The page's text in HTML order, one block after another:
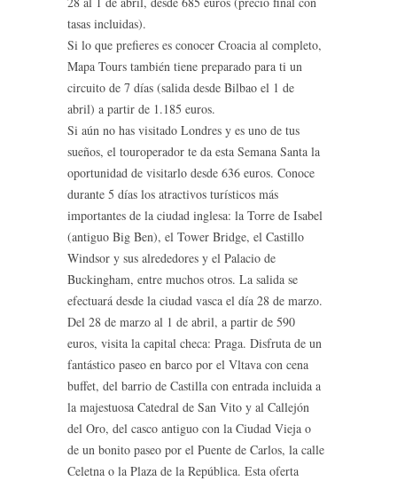
tasas incluidas).
Si lo que prefieres es conocer Croacia al completo,
Mapa Tours también tiene preparado para ti un
circuito de 7 días (salida desde Bilbao el 1 de
abril) a partir de 1.185 euros.
Si aún no has visitado Londres y es uno de tus
sueños, el touroperador te da esta Semana Santa la
oportunidad de visitarlo desde 636 euros. Conoce
durante 5 días los atractivos turísticos más
importantes de la ciudad inglesa: la Torre de Isabel
(antiguo Big Ben), el Tower Bridge, el Castillo
Windsor y sus alrededores y el Palacio de
Buckingham, entre muchos otros. La salida se
efectuará desde la ciudad vasca el día 28 de marzo.
Del 28 de marzo al 1 de abril, a partir de 590
euros, visita la capital checa: Praga. Disfruta de un
fantástico paseo en barco por el Vltava con cena
buffet, del barrio de Castilla con entrada incluida a
la majestuosa Catedral de San Vito y al Callejón
del Oro, del casco antiguo con la Ciudad Vieja o
de un bonito paseo por el Puente de Carlos, la calle
Celetna o la Plaza de la República. Esta oferta